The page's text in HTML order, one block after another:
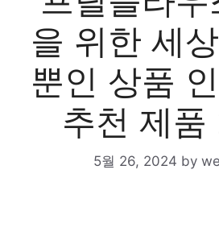
을 위한 세
뿐인 상품
추천 제
5월 26, 2024 by